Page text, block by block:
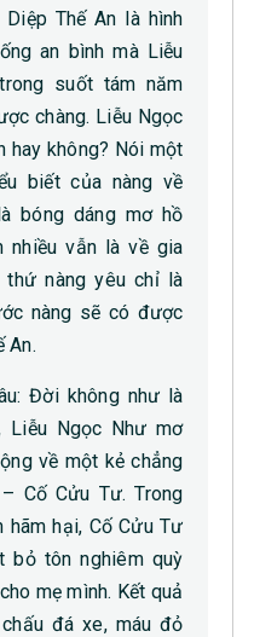
Thế An là hình
an bình mà Liễu
suốt tám năm
chàng. Liễu Ngọc
hay không? Nói một
biết của nàng về
bóng dáng mơ hồ
nhiều vẫn là về gia
thứ nàng yêu chỉ là
nàng sẽ có được
An.
Đời không như là
Liễu Ngọc Như mơ
về một kẻ chẳng
Cố Cửu Tư. Trong
hãm hại, Cố Cửu Tư
bỏ tôn nghiêm quỳ
mẹ mình. Kết quả
đá xe, máu đỏ